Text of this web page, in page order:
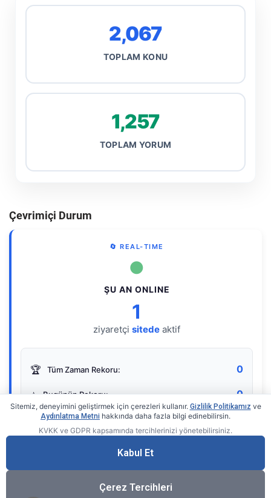
2,067
TOPLAM KONU
1,257
TOPLAM YORUM
Çevrimiçi Durum
🔄 REAL-TIME
●
ŞU AN ONLINE
1
ziyaretçi sitede aktif
🏆 Tüm Zaman Rekoru: 0
⭐ Bugünün Rekoru: 0
Gerçek zamanlı sayaç
Sitemiz, deneyimini geliştirmek için çerezleri kullanır. Gizlilik Politikamız ve
Aydınlatma Metni hakkında daha fazla bilgi edinebilirsin.
KVKK ve GDPR kapsamında tercihlerinizi yönetebilirsiniz.
Kabul Et
Çerez Tercihleri